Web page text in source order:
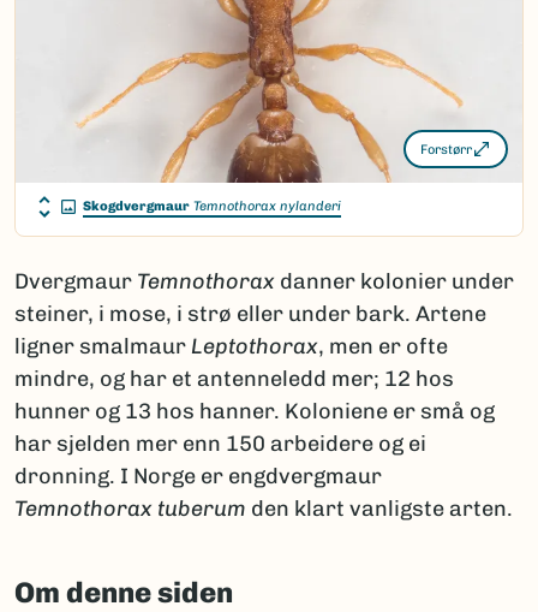
Forstørr
Skogdvergmaur Temnothorax nylanderi
Dvergmaur Temnothorax danner kolonier under
steiner, i mose, i strø eller under bark. Artene
ligner smalmaur Leptothorax, men er ofte
mindre, og har et antenneledd mer; 12 hos
hunner og 13 hos hanner. Koloniene er små og
har sjelden mer enn 150 arbeidere og ei
dronning. I Norge er engdvergmaur
Temnothorax tuberum den klart vanligste arten.
Om denne siden